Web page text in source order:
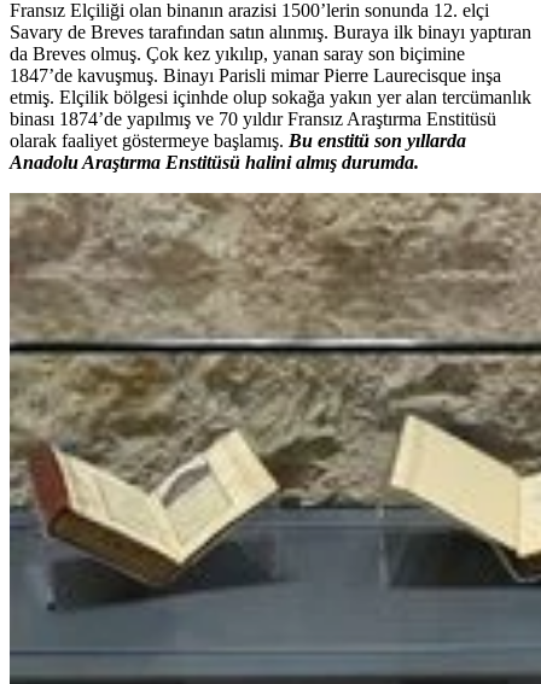
Fransız Elçiliği olan binanın arazisi 1500’lerin sonunda 12. elçi
Savary de Breves tarafından satın alınmış. Buraya ilk binayı yaptıran
da Breves olmuş. Çok kez yıkılıp, yanan saray son biçimine
1847’de kavuşmuş. Binayı Parisli mimar Pierre Laurecisque inşa
etmiş. Elçilik bölgesi içinhde olup sokağa yakın yer alan tercümanlık
binası 1874’de yapılmış ve 70 yıldır Fransız Araştırma Enstitüsü
olarak faaliyet göstermeye başlamış. Bu enstitü son yıllarda
Anadolu Araştırma Enstitüsü halini almış durumda.